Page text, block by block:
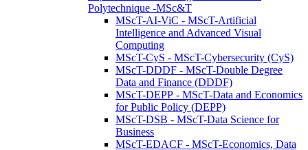
Polytechnique -MSc&T
MScT-AI-ViC - MScT-Artificial
Intelligence and Advanced Visual
Computing
MScT-CyS - MScT-Cybersecurity (CyS)
MScT-DDDF - MScT-Double Degree
Data and Finance (DDDF)
MScT-DEPP - MScT-Data and Economics
for Public Policy (DEPP)
MScT-DSB - MScT-Data Science for
Business
MScT-EDACF - MScT-Economics, Data